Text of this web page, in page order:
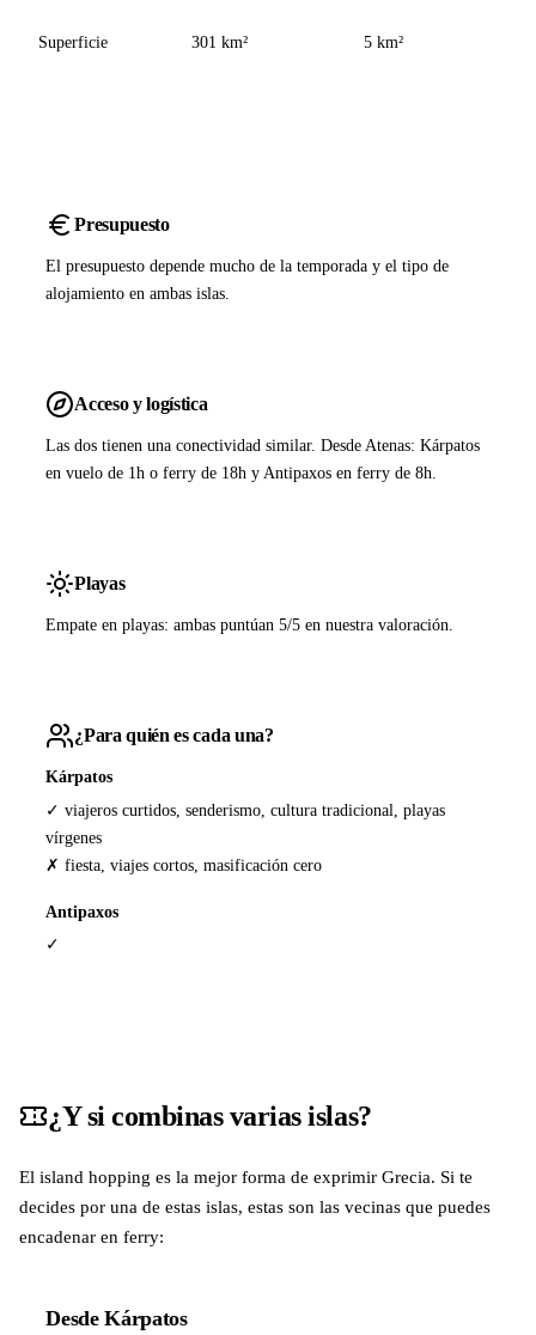
Superficie 301 km² 5 km²
Presupuesto
El presupuesto depende mucho de la temporada y el tipo de
alojamiento en ambas islas.
Acceso y logística
Las dos tienen una conectividad similar. Desde Atenas: Kárpatos
en vuelo de 1h o ferry de 18h y Antipaxos en ferry de 8h.
Playas
Empate en playas: ambas puntúan 5/5 en nuestra valoración.
¿Para quién es cada una?
Kárpatos
✓ viajeros curtidos, senderismo, cultura tradicional, playas
vírgenes
✗ fiesta, viajes cortos, masificación cero
Antipaxos
✓
¿Y si combinas varias islas?
El island hopping es la mejor forma de exprimir Grecia. Si te
decides por una de estas islas, estas son las vecinas que puedes
encadenar en ferry:
Desde Kárpatos